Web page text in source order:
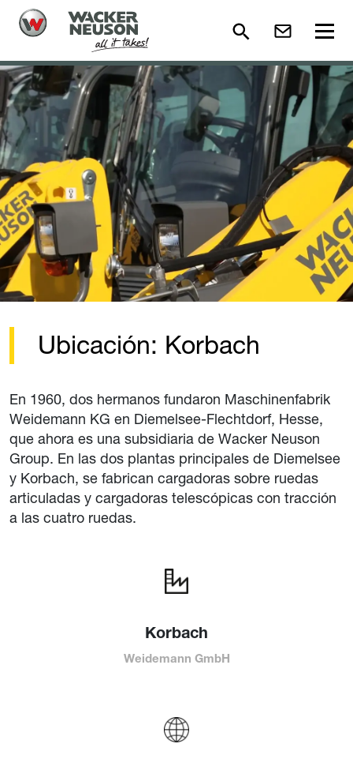
Ubicación: Korbach
En 1960, dos hermanos fundaron Maschinenfabrik
Weidemann KG en Diemelsee-Flechtdorf, Hesse,
que ahora es una subsidiaria de Wacker Neuson
Group. En las dos plantas principales de Diemelsee
y Korbach, se fabrican cargadoras sobre ruedas
articuladas y cargadoras telescópicas con tracción
a las cuatro ruedas.
Korbach
Weidemann GmbH